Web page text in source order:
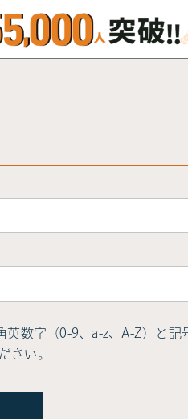
数字（0-9、a-z、A-Z）と記
さい。